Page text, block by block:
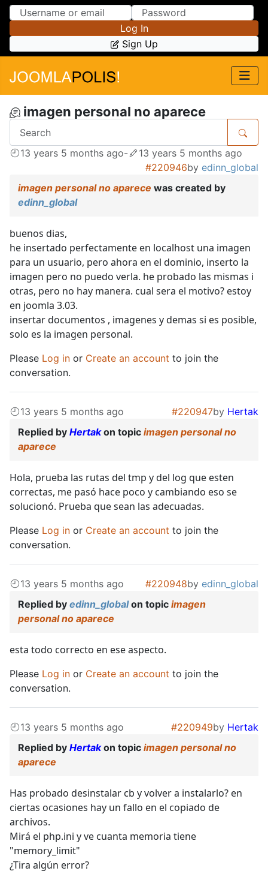
Skip to Content
Skip to Menu
Log In
Sign Up
imagen personal no aparece
13 years 5 months ago-
13 years 5 months ago
#220946by edinn_global
imagen personal no aparece was created by
edinn_global
buenos dias,
he insertado perfectamente en localhost una imagen
para un usuario, pero ahora en el dominio, inserto la
imagen pero no puedo verla. he probado las mismas i
otras, pero no hay manera. cual sera el motivo? estoy
en joomla 3.03.
insertar documentos , imagenes y demas si es posible,
solo es la imagen personal.
Please Log in or Create an account to join the
conversation.
13 years 5 months ago #220947by Hertak
Replied by Hertakon topic imagen personal no
aparece
Hola, prueba las rutas del tmp y del log que esten
correctas, me pasó hace poco y cambiando eso se
solucionó. Prueba que sean las adecuadas.
Please Log in or Create an account to join the
conversation.
13 years 5 months ago #220948by edinn_global
Replied by edinn_globalon topic imagen
personal no aparece
esta todo correcto en ese aspecto.
Please Log in or Create an account to join the
conversation.
13 years 5 months ago #220949by Hertak
Replied by Hertakon topic imagen personal no
aparece
Has probado desinstalar cb y volver a instalarlo? en
ciertas ocasiones hay un fallo en el copiado de
archivos.
Mirá el php.ini y ve cuanta memoria tiene
"memory_limit"
¿Tira algún error?